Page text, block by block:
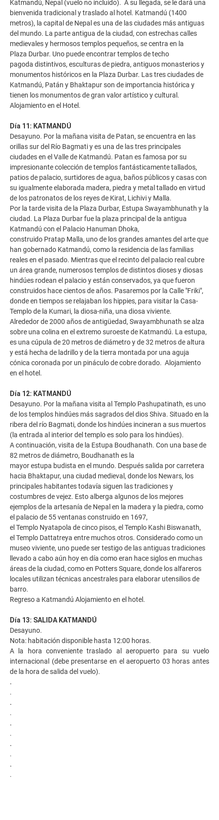
Katmandú, Nepal (vuelo no incluido). A su llegada, se le dará una
bienvenida tradicional y traslado al hotel. Katmandú (1400
metros), la capital de Nepal es una de las ciudades más antiguas
del mundo. La parte antigua de la ciudad, con estrechas calles
medievales y hermosos templos pequeños, se centra en la
Plaza Durbar. Uno puede encontrar templos de techo
pagoda distintivos, esculturas de piedra, antiguos monasterios y
monumentos históricos en la Plaza Durbar. Las tres ciudades de
Katmandú, Patán y Bhaktapur son de importancia histórica y
tienen los monumentos de gran valor artístico y cultural.
Alojamiento en el Hotel.
Día 11: KATMANDÚ
Desayuno. Por la mañana visita de Patan, se encuentra en las
orillas sur del Río Bagmati y es una de las tres principales
ciudades en el Valle de Katmandú. Patan es famosa por su
impresionante colección de templos fantásticamente tallados,
patios de palacio, surtidores de agua, baños públicos y casas con
su igualmente elaborada madera, piedra y metal tallado en virtud
de los patronatos de los reyes de Kirat, Lichivi y Malla.
Por la tarde visita de la Plaza Durbar, Estupa Swayambhunath y la
ciudad. La Plaza Durbar fue la plaza principal de la antigua
Katmandú con el Palacio Hanuman Dhoka,
construido Pratap Malla, uno de los grandes amantes del arte que
han gobernado Katmandú, como la residencia de las familias
reales en el pasado. Mientras que el recinto del palacio real cubre
un área grande, numerosos templos de distintos dioses y diosas
hindúes rodean el palacio y están conservados, ya que fueron
construidos hace cientos de años. Pasaremos por la Calle "Friki",
donde en tiempos se relajaban los hippies, para visitar la Casa-
Templo de la Kumari, la diosa-niña, una diosa viviente.
Alrededor de 2000 años de antigüedad, Swayambhunath se alza
sobre una colina en el extremo suroeste de Katmandú. La estupa,
es una cúpula de 20 metros de diámetro y de 32 metros de altura
y está hecha de ladrillo y de la tierra montada por una aguja
cónica coronada por un pináculo de cobre dorado. Alojamiento
en el hotel.
Día 12: KATMANDÚ
Desayuno. Por la mañana visita al Templo Pashupatinath, es uno
de los templos hindúes más sagrados del dios Shiva. Situado en la
ribera del río Bagmati, donde los hindúes incineran a sus muertos
(la entrada al interior del templo es solo para los hindúes).
A continuación, visita de la Estupa Boudhanath. Con una base de
82 metros de diámetro, Boudhanath es la
mayor estupa budista en el mundo. Después salida por carretera
hacia Bhaktapur, una ciudad medieval, donde los Newars, los
principales habitantes todavía siguen las tradiciones y
costumbres de vejez. Esto alberga algunos de los mejores
ejemplos de la artesanía de Nepal en la madera y la piedra, como
el palacio de 55 ventanas construido en 1697,
el Templo Nyatapola de cinco pisos, el Templo Kashi Biswanath,
el Templo Dattatreya entre muchos otros. Considerado como un
museo viviente, uno puede ser testigo de las antiguas tradiciones
llevado a cabo aún hoy en día como eran hace siglos en muchas
áreas de la ciudad, como en Potters Square, donde los alfareros
locales utilizan técnicas ancestrales para elaborar utensilios de
barro.
Regreso a Katmandú Alojamiento en el hotel.
Día 13: SALIDA KATMANDÚ
Desayuno.
Nota: habitación disponible hasta 12:00 horas.
A la hora conveniente traslado al aeropuerto para su vuelo
internacional (debe presentarse en el aeropuerto 03 horas antes
de la hora de salida del vuelo).
.
.
.
.
.
.
.
.
.
.